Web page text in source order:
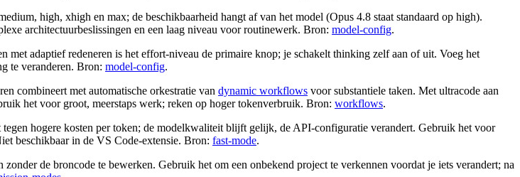
high, xhigh en max; de beschikbaarheid hangt af van het model (Opus 4.8 staat standaard op high).
architectuurbeslissingen en een laag niveau voor routinewerk. Bron: model-config.
adaptief redeneren is het effort-niveau de primaire knop; je schakelt thinking zelf aan of uit. Voeg het
te veranderen. Bron: model-config.
combineert met automatische orkestratie van dynamic workflows voor substantiele taken. Met ultracode aan
het voor groot, meerstaps werk; reken op hoger tokenverbruik. Bron: workflows.
hogere kosten per token; de modelkwaliteit blijft gelijk, de API-configuratie verandert. Gebruik het voor
beschikbaar in de VS Code-extensie. Bron: fast-mode.
de broncode te bewerken. Gebruik het om een onbekend project te verkennen voordat je iets verandert; na